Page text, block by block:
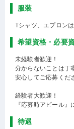
服装
Tシャツ、エプロン
希望資格・必要
未経験者歓迎！
分からないことは丁
安心してご応募くだ
経験者大歓迎！
『応募時アピール』
待遇